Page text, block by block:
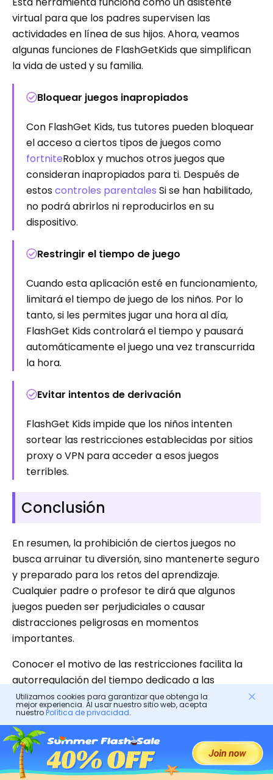
virtual para que los padres supervisen las
actividades en línea de sus hijos. Ahora, veamos
algunas funciones de FlashGetKids que simplifican
la vida de usted y su familia.
Bloquear juegos inapropiados
Con FlashGet Kids, tus tutores pueden bloquear
el acceso a ciertos tipos de juegos como
fortniteRoblox y muchos otros juegos que
consideran inapropiados para ti. Después de
estoscontroles parentales Si se han habilitado,
no podrá abrirlos ni reproducirlos en su
dispositivo.
Restringir el tiempo de juego
Cuando esta aplicación esté en funcionamiento,
limitará el tiempo de juego de los niños. Por lo
tanto, si les permites jugar una hora al día,
FlashGet Kids controlará el tiempo y pausará
automáticamente el juego una vez transcurrida
la hora.
Evitar intentos de derivación
FlashGet Kids impide que los niños intenten
sortear las restricciones establecidas por sitios
proxy o VPN para acceder a esos juegos
terribles.
Conclusión
En resumen, la prohibición de ciertos juegos no
busca arruinar tu diversión, sino mantenerte seguro
y preparado para los retos del aprendizaje.
Cualquier padre o profesor te dirá que algunos
juegos pueden ser perjudiciales o causar
distracciones peligrosas en momentos
importantes.
Conocer el motivo de las restricciones facilita la
autorregulación del tiempo dedicado a las
actividades recreativas. Para lograr el equilibrio
deseado en el marco de seguridad, FlashGet Kids
cumple su función correctamente. ¡Hay juegos
divertidos y sencillos que puedes disfrutar sin estrés
ni preocupaciones!
Utilizamos cookies para garantizar que obtenga la
mejor experiencia. Al usar nuestro sitio web, acepta
nuestroPolítica de privacidad.